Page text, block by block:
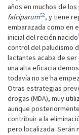
años en muchos de
falciparum52, y tiene
embarazada como en
inicial del recién nacido
control del paludismo
lactantes acaba de
una alta eficacia
todavía no se ha
Otras estrategias
drogas (MDA), muy
aunque
contribuir a la
pero localizada. Serán